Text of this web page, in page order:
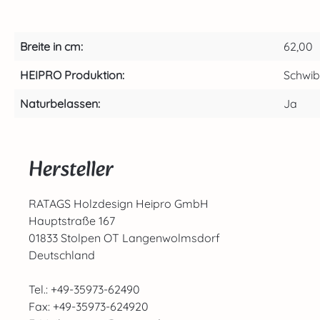
Breite in cm:
62,00
HEIPRO Produktion:
Naturbelassen:
Ja
Hersteller
RATAGS Holzdesign Heipro GmbH
Hauptstraße 167
01833 Stolpen OT Langenwolmsdorf
Deutschland
Tel.: +49-35973-62490
Fax: +49-35973-624920